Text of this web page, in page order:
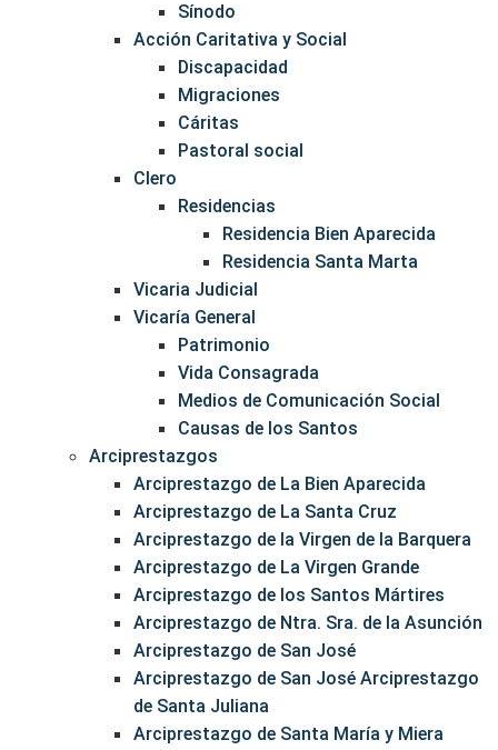
Sínodo
Acción Caritativa y Social
Discapacidad
Migraciones
Cáritas
Pastoral social
Clero
Residencias
Residencia Bien Aparecida
Residencia Santa Marta
Vicaria Judicial
Vicaría General
Patrimonio
Vida Consagrada
Medios de Comunicación Social
Causas de los Santos
Arciprestazgos
Arciprestazgo de La Bien Aparecida
Arciprestazgo de La Santa Cruz
Arciprestazgo de la Virgen de la Barquera
Arciprestazgo de La Virgen Grande
Arciprestazgo de los Santos Mártires
Arciprestazgo de Ntra. Sra. de la Asunción
Arciprestazgo de San José
Arciprestazgo de San José Arciprestazgo
de Santa Juliana
Arciprestazgo de Santa María y Miera